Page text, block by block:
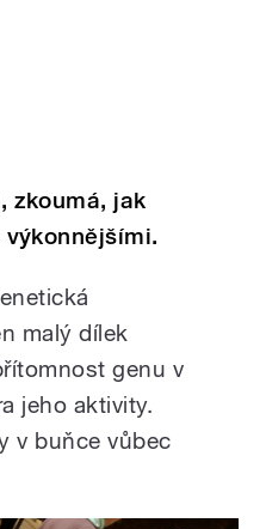
zkoumá, jak
malý dílek
genu v
jeho aktivity.
v buňce vůbec